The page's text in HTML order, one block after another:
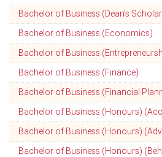
Bachelor of Business (Dean's
Bachelor of Business (Economics)
Bachelor of Business
Bachelor of Business (Finance)
Bachelor of Business (Financial
Bachelor of Business (Honours)
Bachelor of Business (Honours)
Bachelor of Business (Honours)